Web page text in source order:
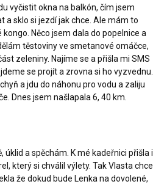
vyčistit okna na balkón, čím jsem
a sklo si jezdí jak chce. Ale mám to
Něco jsem dala do popelnice a
těstoviny ve smetanové omáčce,
zeleniny. Najíme se a přišla mi SMS
se projít a zrovna si ho vyzvednu.
a jdu do náhonu pro vodu a zaliju
Dnes jsem našlapala 6, 40 km.
úklid a spěchám. K mé kadeřnici přišla i
který si chválil výlety. Tak Vlasta chce
že dokud bude Lenka na dovolené,